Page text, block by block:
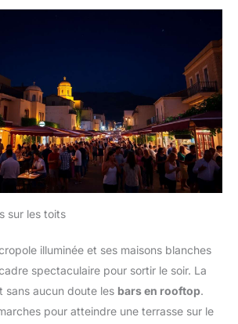
sur les toits
illuminée et ses maisons blanches
spectaculaire pour sortir le soir. La
sans aucun doute les bars en rooftop.
pour atteindre une terrasse sur le